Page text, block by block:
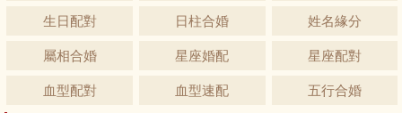
生日配對 日柱合婚 姓名緣分
屬相合婚 星座婚配 星座配對
血型配對 血型速配 五行合婚